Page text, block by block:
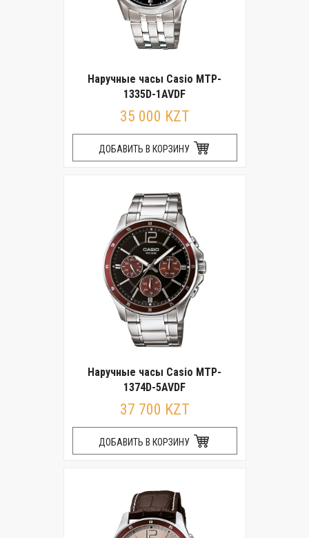
Наручные часы Casio MTP-
1335D-1AVDF
35 000 KZT
ДОБАВИТЬ В КОРЗИНУ
Наручные часы Casio MTP-
1374D-5AVDF
37 700 KZT
ДОБАВИТЬ В КОРЗИНУ